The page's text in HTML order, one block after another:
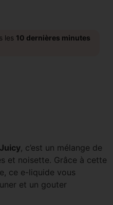
les 10 dernières minutes
, c’est un mélange de
et noisette. Grâce à cette
ce e-liquide vous
et un gouter